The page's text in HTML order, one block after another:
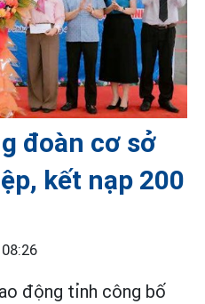
đoàn cơ sở
kết nạp 200
động tỉnh công bố